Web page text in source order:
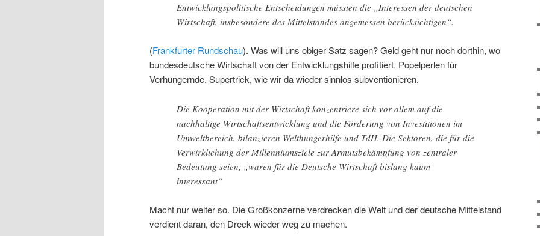
Entwicklungspolitische Entscheidungen müssten die „Interessen der deutschen
Wirtschaft, insbesondere des Mittelstandes angemessen berücksichtigen“.
(Frankfurter Rundschau). Was will uns obiger Satz sagen? Geld geht nur noch dorthin, wo
bundesdeutsche Wirtschaft von der Entwicklungshilfe profitiert. Popelperlen für
Verhungernde. Supertrick, wie wir da wieder sinnlos subventionieren.
Die Kooperation mit der Wirtschaft konzentriere sich vor allem auf die
nachhaltige Wirtschaftsentwicklung und die Förderung von Investitionen im
Umweltbereich, bilanzieren Welthungerhilfe und TdH. Die Sektoren, die für die
Verwirklichung der Millenniumsziele zur Armutsbekämpfung von zentraler
Bedeutung seien, „waren für die Deutsche Wirtschaft bislang kaum
interessant“
Macht nur weiter so. Die Großkonzerne verdrecken die Welt und der deutsche Mittelstand
verdient daran, den Dreck wieder weg zu machen.